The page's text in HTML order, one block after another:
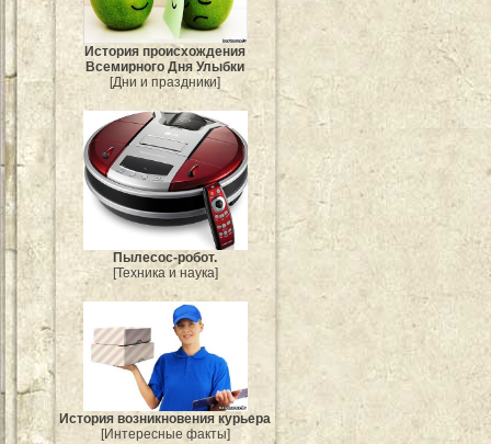
История происхождения
Всемирного Дня Улыбки
[Дни и праздники]
Пылесос-робот.
[Техника и наука]
История возникновения курьера
[Интересные факты]